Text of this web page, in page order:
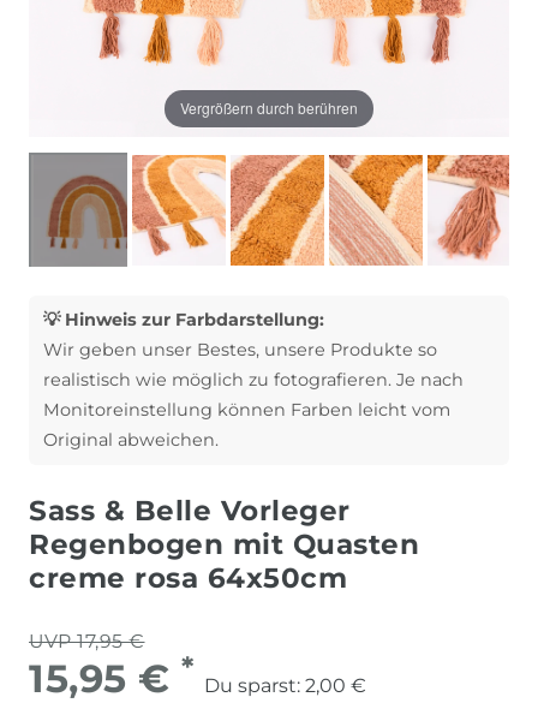
Vergrößern durch berühren
💡 Hinweis zur Farbdarstellung:
Wir geben unser Bestes, unsere Produkte so
realistisch wie möglich zu fotografieren. Je nach
Monitoreinstellung können Farben leicht vom
Original abweichen.
Sass & Belle Vorleger
Regenbogen mit Quasten
creme rosa 64x50cm
UVP 17,95 €
15,95 € *
Du sparst: 2,00 €